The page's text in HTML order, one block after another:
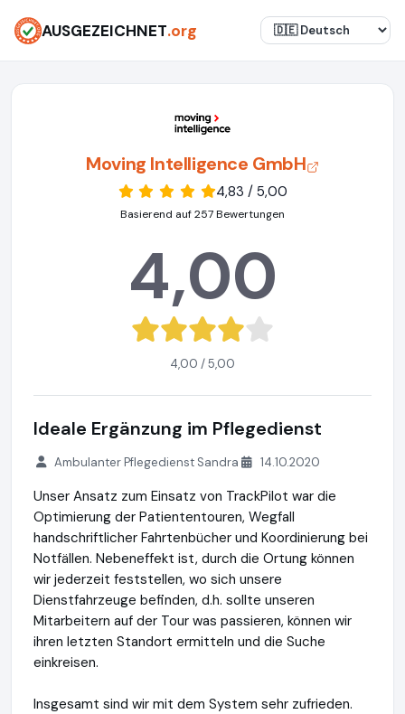
AUSGEZEICHNET.org
Moving Intelligence GmbH
4,83 / 5,00
Basierend auf 257 Bewertungen
4,00
4,00 / 5,00
Ideale Ergänzung im Pflegedienst
Ambulanter Pflegedienst Sandra 14.10.2020
Unser Ansatz zum Einsatz von TrackPilot war die
Optimierung der Patiententouren, Wegfall
handschriftlicher Fahrtenbücher und Koordinierung bei
Notfällen. Nebeneffekt ist, durch die Ortung können
wir jederzeit feststellen, wo sich unsere
Dienstfahrzeuge befinden, d.h. sollte unseren
Mitarbeitern auf der Tour was passieren, können wir
ihren letzten Standort ermitteln und die Suche
einkreisen.
Insgesamt sind wir mit dem System sehr zufrieden.